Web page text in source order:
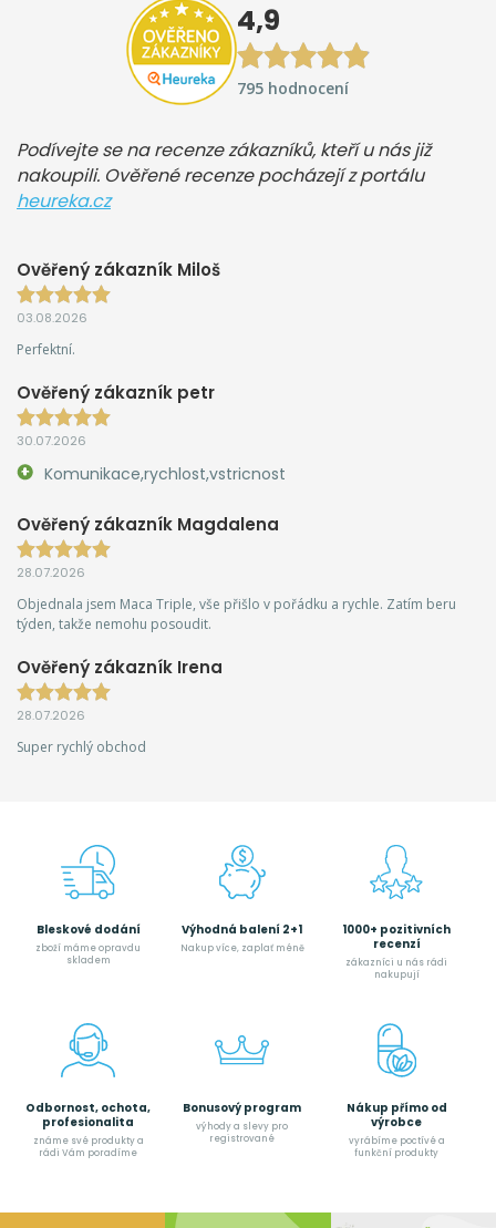
4,9
795 hodnocení
Podívejte se na recenze zákazníků, kteří u nás již
nakoupili. Ověřené recenze pocházejí z portálu
heureka.cz
Ověřený zákazník Miloš
03.08.2026
Perfektní.
Ověřený zákazník petr
30.07.2026
Komunikace,rychlost,vstricnost
Ověřený zákazník Magdalena
28.07.2026
Objednala jsem Maca Triple, vše přišlo v pořádku a rychle. Zatím beru
týden, takže nemohu posoudit.
Ověřený zákazník Irena
28.07.2026
Super rychlý obchod
Bleskové dodání
zboží máme opravdu
skladem
Výhodná balení 2+1
Nakup více, zaplať méně
1000+ pozitivních
recenzí
zákazníci u nás rádi
nakupují
Odbornost, ochota,
profesionalita
známe své produkty a
rádi Vám poradíme
Bonusový program
výhody a slevy pro
registrované
Nákup přímo od
výrobce
vyrábíme poctívé a
funkční produkty